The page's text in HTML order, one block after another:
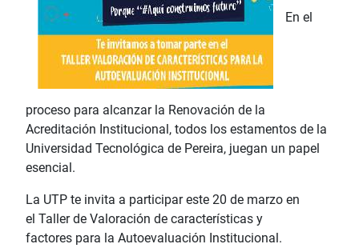
En el
proceso para alcanzar la Renovación de la
Acreditación Institucional, todos los estamentos de la
Universidad Tecnológica de Pereira, juegan un papel
esencial.
La UTP te invita a participar este 20 de marzo en
el Taller de Valoración de características y
factores para la Autoevaluación Institucional.